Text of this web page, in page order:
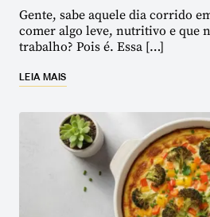
Gente, sabe aquele dia corrido
comer algo leve, nutritivo e que
trabalho? Pois é. Essa […]
LEIA MAIS